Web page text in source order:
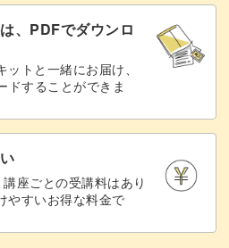
、PDFでダウンロ
トと一緒にお届け、
ドすることができま
座ごとの受講料はあり
やすいお得な料金で